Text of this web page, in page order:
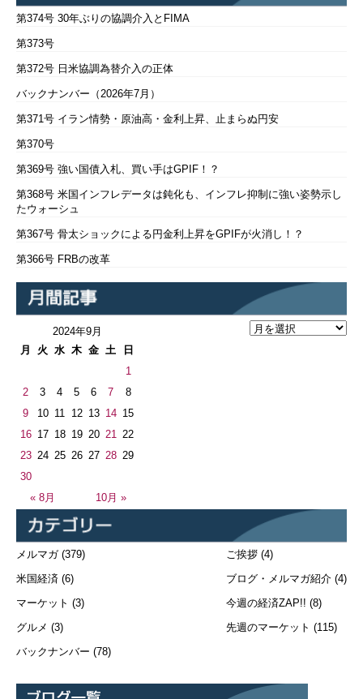
第374号 30年ぶりの協調介入とFIMA
第373号
第372号 日米協調為替介入の正体
バックナンバー（2026年7月）
第371号 イラン情勢・原油高・金利上昇、止まらぬ円安
第370号
第369号 強い国債入札、買い手はGPIF！？
第368号 米国インフレデータは鈍化も、インフレ抑制に強い姿勢示し
たウォーシュ
第367号 骨太ショックによる円金利上昇をGPIFが火消し！？
第366号 FRBの改革
2024年9月
月
火 水 木 金 土 日
« 8月 10月 »
1
2
3 4 5 6 7
8
9
10 11 12 13 14 15
16 17 18 19 20 21 22
23 24 25 26 27 28 29
30
メルマガ(379)
米国経済 (6)
マーケット (3)
グルメ (3)
バックナンバー (78)
ご挨拶 (4)
ブログ・メルマガ紹介 (4)
今週の経済ZAP!! (8)
先週のマーケット (115)